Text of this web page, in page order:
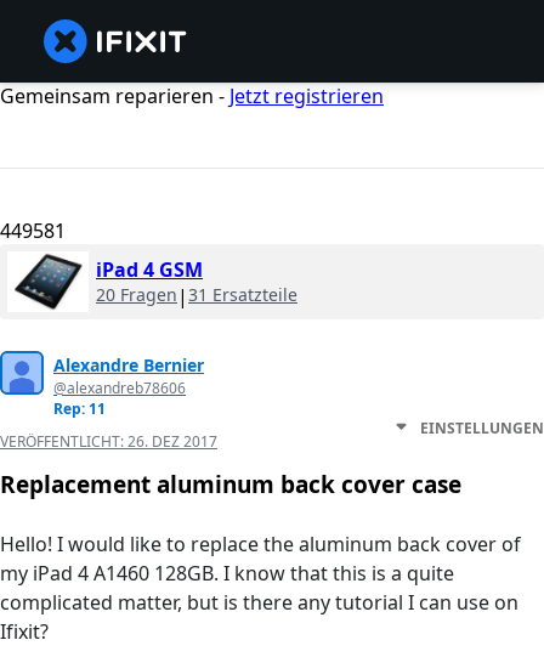
Gemeinsam reparieren - Jetzt registrieren
449581
iPad 4 GSM
20 Fragen | 31 Ersatzteile
Alexandre Bernier
@alexandreb78606
Rep: 11
VERÖFFENTLICHT:26. DEZ 2017
EINSTELLUNGEN
Replacement aluminum back cover case
Hello! I would like to replace the aluminum back cover of
my iPad 4 A1460 128GB. I know that this is a quite
complicated matter, but is there any tutorial I can use on
Ifixit?